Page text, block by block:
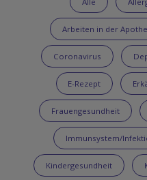
Arbeiten in der
Coronavirus
E-Rezept
Frauengesundheit
Immunsystem/
Kindergesundheit